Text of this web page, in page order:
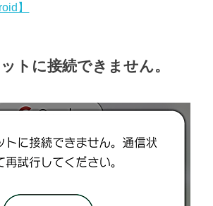
】
トに接続できません。